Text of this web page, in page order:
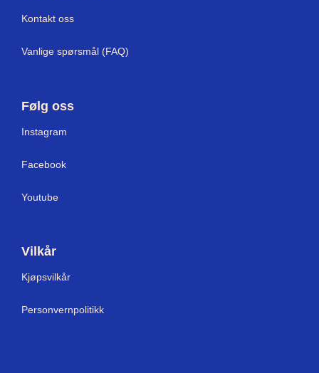
Kontakt oss
Vanlige spørsmål (FAQ)
Følg oss
Instagram
Facebook
Youtube
Vilkår
Kjøpsvilkår
Personvernpolitikk